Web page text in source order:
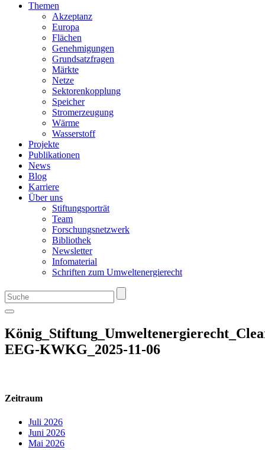
Themen
Akzeptanz
Europa
Flächen
Genehmigungen
Grundsatzfragen
Märkte
Netze
Sektorenkopplung
Speicher
Stromerzeugung
Wärme
Wasserstoff
Projekte
Publikationen
News
Blog
Karriere
Über uns
Stiftungsporträt
Team
Forschungsnetzwerk
Bibliothek
Newsletter
Infomaterial
Schriften zum Umweltenergierecht
EEG-KWKG_2025-11-06
Zeitraum
Juli 2026
Juni 2026
Mai 2026